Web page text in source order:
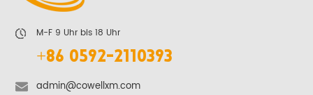
M-F 9 Uhr bis 18 Uhr
+86 0592-2110393
admin@cowellxm.com